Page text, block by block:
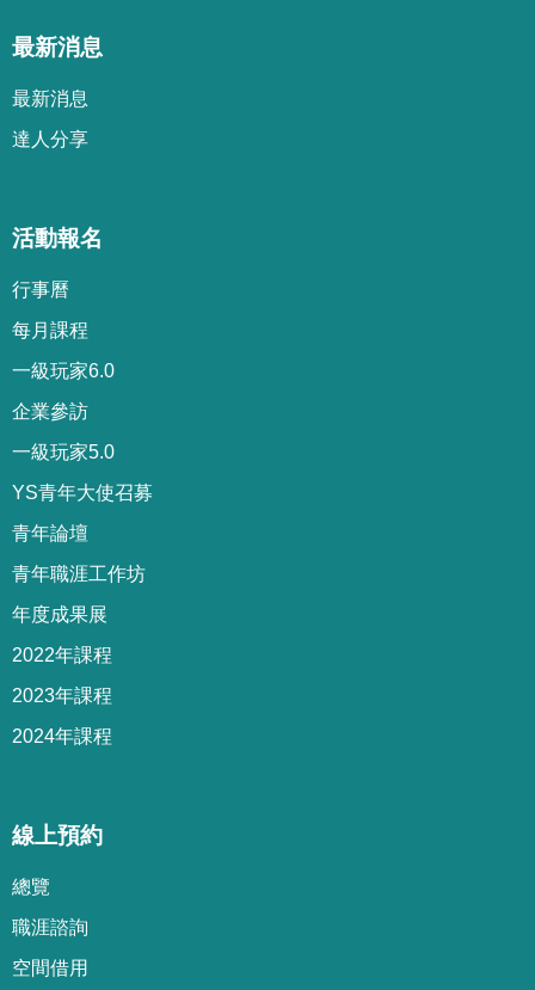
最新消息
最新消息
達人分享
活動報名
行事曆
每月課程
一級玩家6.0
企業參訪
一級玩家5.0
YS青年大使召募
青年論壇
青年職涯工作坊
年度成果展
2022年課程
2023年課程
2024年課程
線上預約
總覽
職涯諮詢
空間借用